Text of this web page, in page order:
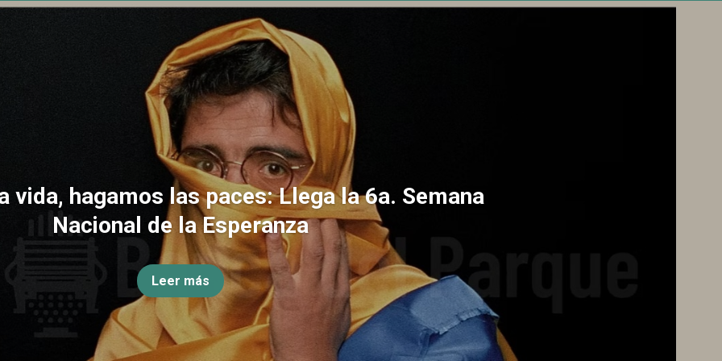
vida, hagamos las paces: Llega la 6a. Semana
Nacional de la Esperanza
Leer más